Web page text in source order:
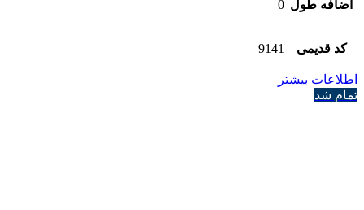
اضافه طول 0
کد قدیمی 9141
اطلاعات بیشتر
تمام شد